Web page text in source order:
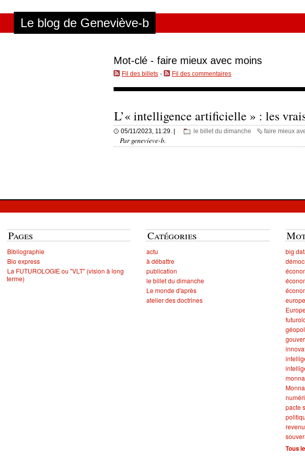
Le blog de Geneviève-b
Mot-clé - faire mieux avec moins
Fil des billets - Fil des commentaires
L’« intelligence artificielle » : les
05/11/2023, 11:29. | le billet du dimanche faire mieux
Par genevieve-b.
Pages
Bibliographie
Bio express
La FUTUROLOGIE ou "VLT" (vision à long
terme)
Catégories
actu
à débattre
publication
le billet du dimanche
Le monde d'après
atelier des doctrines
big
europe
pacte
Tous